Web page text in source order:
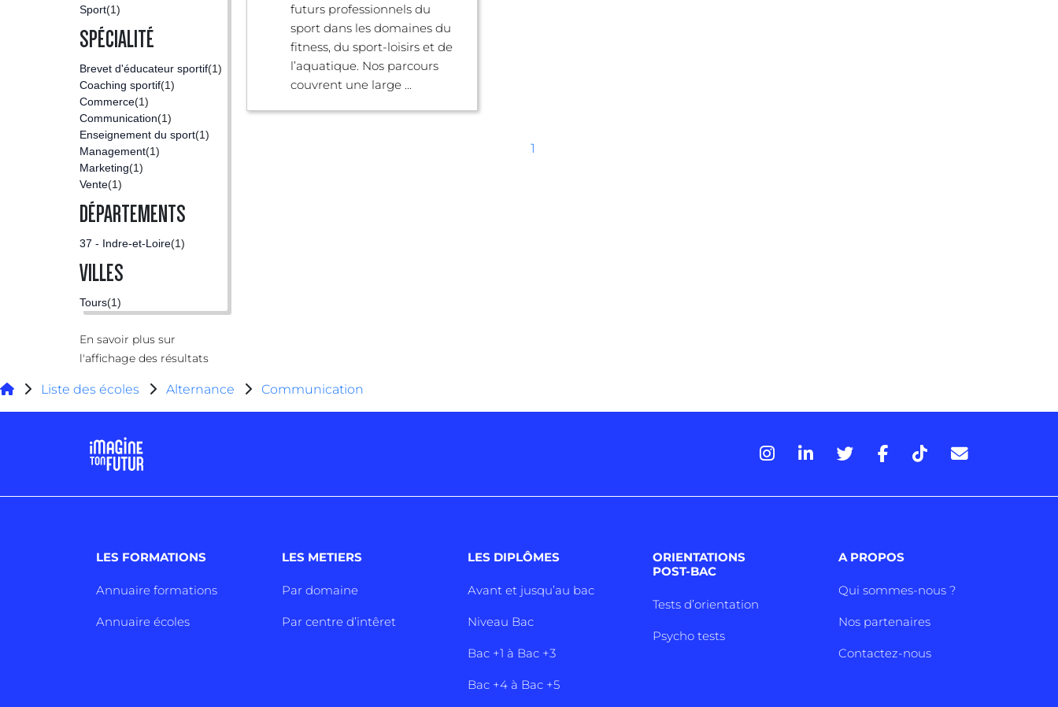
Sport(1)
SPÉCIALITÉ
Brevet d'éducateur sportif(1)
Coaching sportif(1)
Commerce(1)
Communication(1)
Enseignement du sport(1)
Management(1)
Marketing(1)
Vente(1)
DÉPARTEMENTS
37 - Indre-et-Loire(1)
VILLES
Tours(1)
En savoir plus sur
l'affichage des résultats
futurs professionnels du
sport dans les domaines du
fitness, du sport-loisirs et de
l’aquatique. Nos parcours
couvrent une large ...
1
Liste des écoles Alternance Communication
LES FORMATIONS
Annuaire formations
Annuaire écoles
LES METIERS
Par domaine
Par centre d’intêret
LES DIPLÔMES
Avant et jusqu’au bac
Niveau Bac
Bac +1 à Bac +3
Bac +4 à Bac +5
ORIENTATIONS
POST-BAC
Tests d’orientation
Psycho tests
A PROPOS
Qui sommes-nous ?
Nos partenaires
Contactez-nous